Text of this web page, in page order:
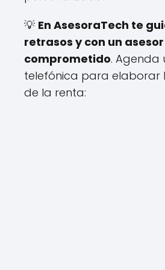
💡 En AsesoraTech te
retrasos y con un asesor
comprometido. Agenda
telefónica para elaborar
de la renta: